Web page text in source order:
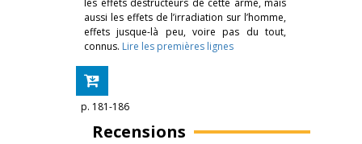
les effets destructeurs de cette arme, mais
aussi les effets de l’irradiation sur l’homme,
effets jusque-là peu, voire pas du tout,
connus. Lire les premières lignes
p. 181-186
Recensions